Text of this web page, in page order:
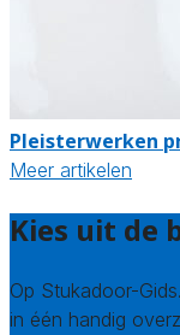
Pleisterwerken
Meer artikelen
Kies uit de
Op Stukadoor-
in één handig